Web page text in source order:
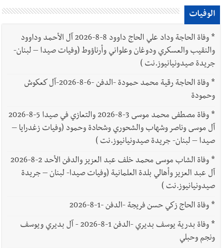
الوفيات
*
وفاة الحاجة وداد علي الحاج داوود 8-8-2026 آل الأحمد وداوود
والنقيب والعسكري ودوغان وعلواني وأرناؤوط (وفيات صيدا – لبنان-
جريدة صيدونيانيوز.نت )
*
وفاة الحاجة رقية محمد حمودة -الدفن -6-8-2026-آل كعكوش
وحمودة
*
وفاة مصطفى محمد موسى 3-8-2026 والتعازي في صيدا 5-8-2026
آل موسى وناصر وشهاب والشحوري وشحادة وحمود (وفيات زغدرايا –
صيدا – لبنان- جريدة صيدونيانيوز.نت )
*
وفاة الشاب موسى محمد خلف عبد العزيز والدفن الأحد 2-8-2026
آل عبد العزيز وأهالي بلدة العلمانية (وفيات صيدا- لبنان – جريدة
صيدونيانيوز.نت )
*وفاة الحاج زكي حسن فريجة -الدفن -1-8-2026
*
وفاة بدرية يوسف بديري -الدفن 1-8-2026 - آل بديري ويوسف
ونجم وحبلي